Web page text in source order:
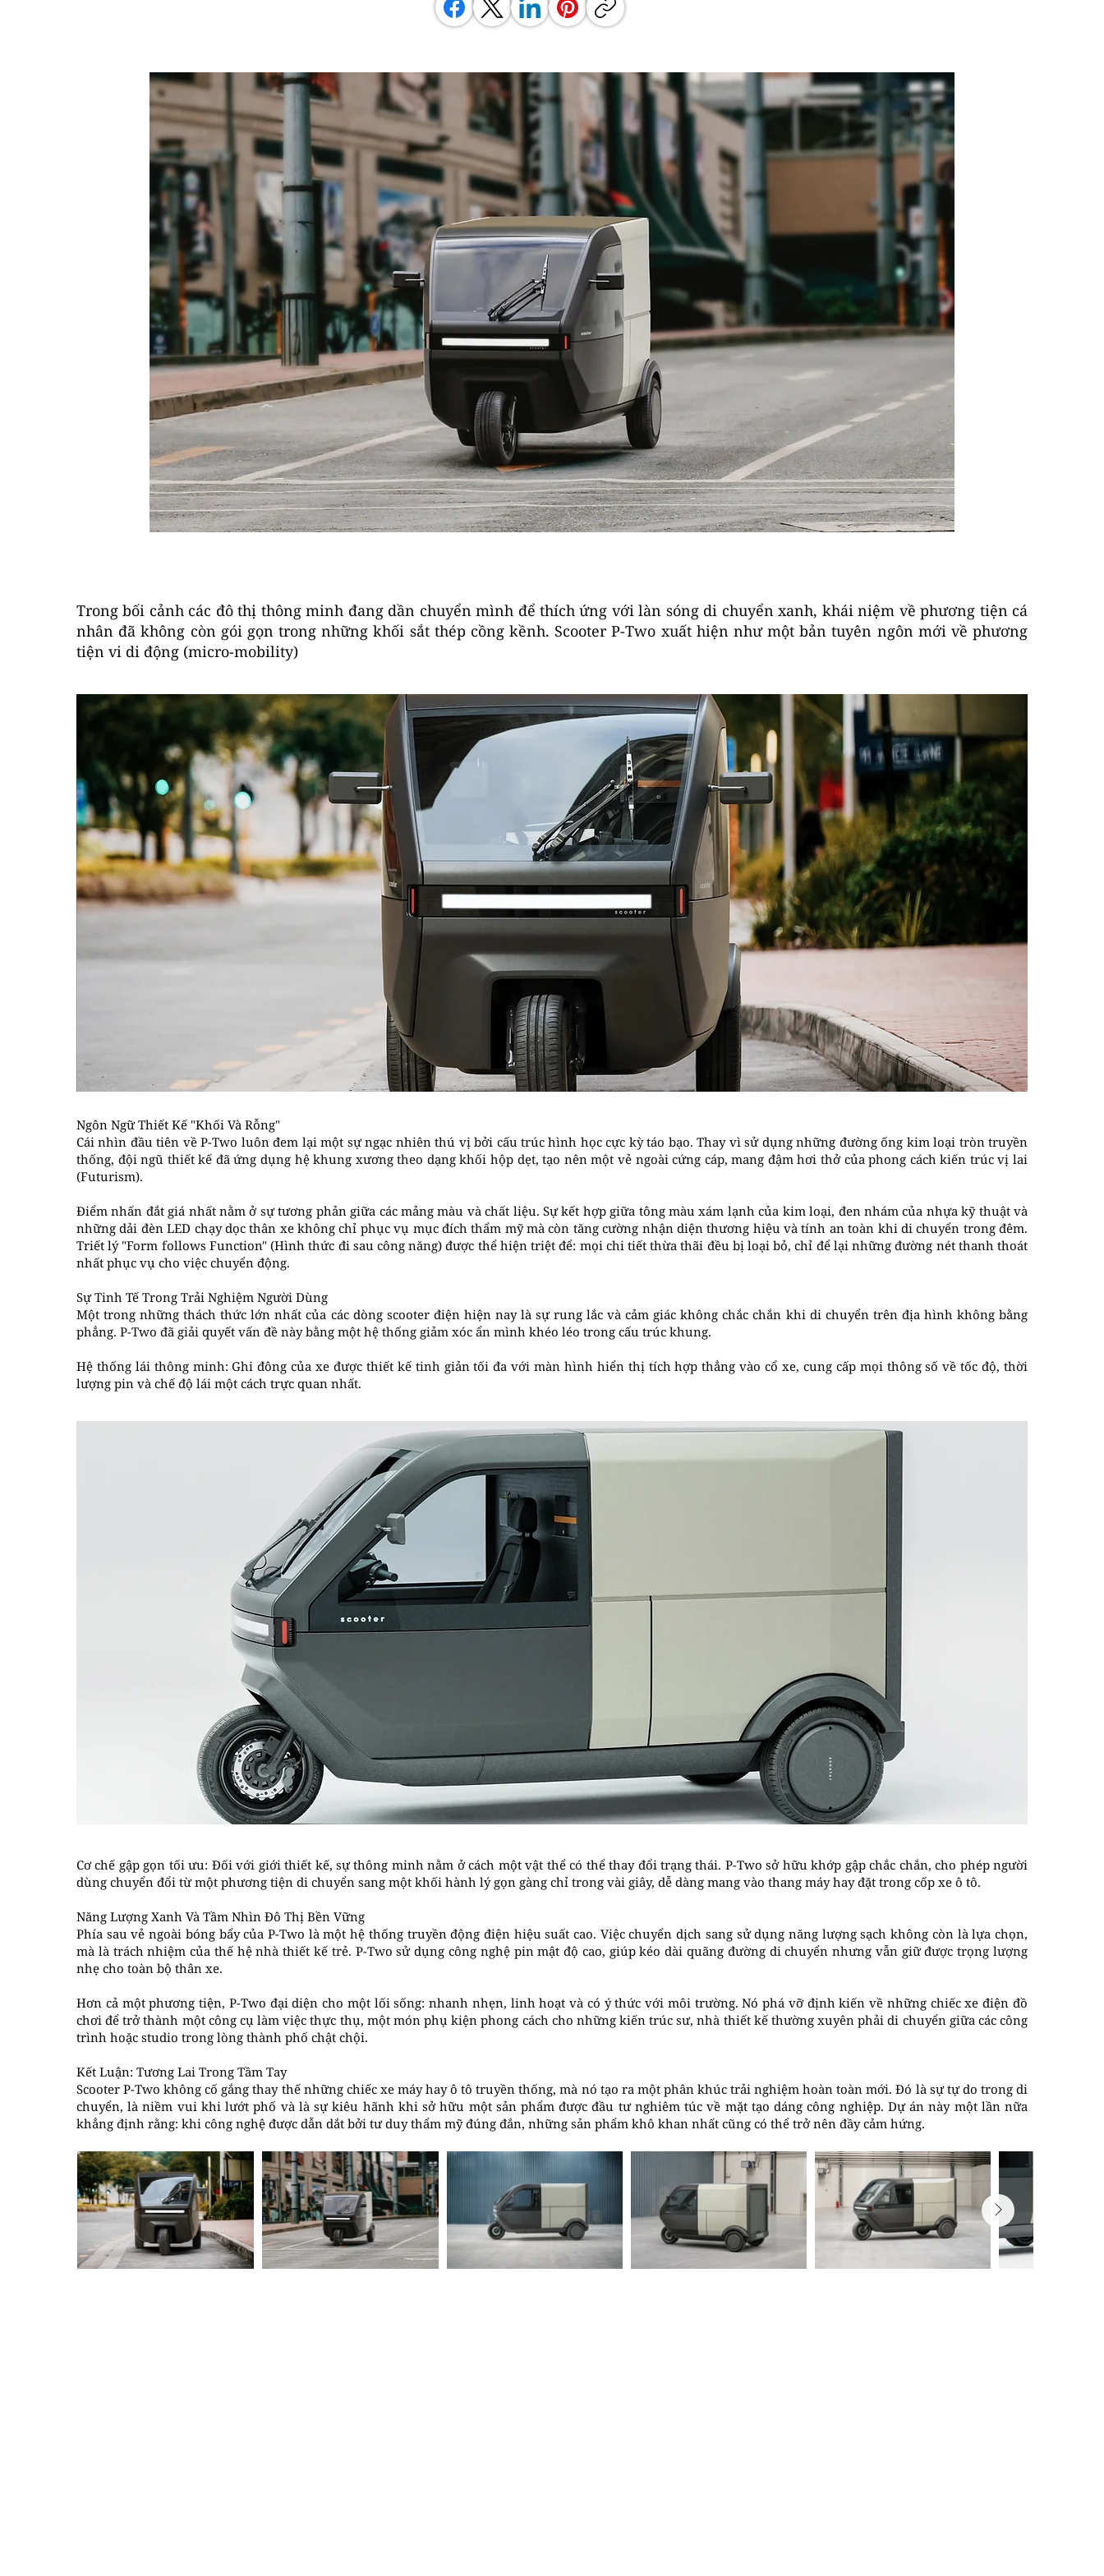
Trong bối cảnh các đô thị thông minh đang dần chuyển mình để thích ứng với làn sóng di chuyển xanh, khái niệm về phương tiện cá
nhân đã không còn gói gọn trong những khối sắt thép cồng kềnh. Scooter P-Two xuất hiện như một bản tuyên ngôn mới về phương
tiện vi di động (micro-mobility)
Ngôn Ngữ Thiết Kế "Khối Và Rỗng"
Cái nhìn đầu tiên về P-Two luôn đem lại một sự ngạc nhiên thú vị bởi cấu trúc hình học cực kỳ táo bạo. Thay vì sử dụng những đường ống kim loại tròn truyền
thống, đội ngũ thiết kế đã ứng dụng hệ khung xương theo dạng khối hộp dẹt, tạo nên một vẻ ngoài cứng cáp, mang đậm hơi thở của phong cách kiến trúc vị lai
(Futurism).
Điểm nhấn đắt giá nhất nằm ở sự tương phản giữa các mảng màu và chất liệu. Sự kết hợp giữa tông màu xám lạnh của kim loại, đen nhám của nhựa kỹ thuật và
những dải đèn LED chạy dọc thân xe không chỉ phục vụ mục đích thẩm mỹ mà còn tăng cường nhận diện thương hiệu và tính an toàn khi di chuyển trong đêm.
Triết lý "Form follows Function" (Hình thức đi sau công năng) được thể hiện triệt để: mọi chi tiết thừa thãi đều bị loại bỏ, chỉ để lại những đường nét thanh thoát
nhất phục vụ cho việc chuyển động.
Sự Tinh Tế Trong Trải Nghiệm Người Dùng
Một trong những thách thức lớn nhất của các dòng scooter điện hiện nay là sự rung lắc và cảm giác không chắc chắn khi di chuyển trên địa hình không bằng
phẳng. P-Two đã giải quyết vấn đề này bằng một hệ thống giảm xóc ẩn mình khéo léo trong cấu trúc khung.
Hệ thống lái thông minh: Ghi đông của xe được thiết kế tinh giản tối đa với màn hình hiển thị tích hợp thẳng vào cổ xe, cung cấp mọi thông số về tốc độ, thời
lượng pin và chế độ lái một cách trực quan nhất.
Cơ chế gập gọn tối ưu: Đối với giới thiết kế, sự thông minh nằm ở cách một vật thể có thể thay đổi trạng thái. P-Two sở hữu khớp gập chắc chắn, cho phép người
dùng chuyển đổi từ một phương tiện di chuyển sang một khối hành lý gọn gàng chỉ trong vài giây, dễ dàng mang vào thang máy hay đặt trong cốp xe ô tô.
Năng Lượng Xanh Và Tầm Nhìn Đô Thị Bền Vững
Phía sau vẻ ngoài bóng bẩy của P-Two là một hệ thống truyền động điện hiệu suất cao. Việc chuyển dịch sang sử dụng năng lượng sạch không còn là lựa chọn,
mà là trách nhiệm của thế hệ nhà thiết kế trẻ. P-Two sử dụng công nghệ pin mật độ cao, giúp kéo dài quãng đường di chuyển nhưng vẫn giữ được trọng lượng
nhẹ cho toàn bộ thân xe.
Hơn cả một phương tiện, P-Two đại diện cho một lối sống: nhanh nhẹn, linh hoạt và có ý thức với môi trường. Nó phá vỡ định kiến về những chiếc xe điện đồ
chơi để trở thành một công cụ làm việc thực thụ, một món phụ kiện phong cách cho những kiến trúc sư, nhà thiết kế thường xuyên phải di chuyển giữa các công
trình hoặc studio trong lòng thành phố chật chội.
Kết Luận: Tương Lai Trong Tầm Tay
Scooter P-Two không cố gắng thay thế những chiếc xe máy hay ô tô truyền thống, mà nó tạo ra một phân khúc trải nghiệm hoàn toàn mới. Đó là sự tự do trong di
chuyển, là niềm vui khi lướt phố và là sự kiêu hãnh khi sở hữu một sản phẩm được đầu tư nghiêm túc về mặt tạo dáng công nghiệp. Dự án này một lần nữa
khẳng định rằng: khi công nghệ được dẫn dắt bởi tư duy thẩm mỹ đúng đắn, những sản phẩm khô khan nhất cũng có thể trở nên đầy cảm hứng.